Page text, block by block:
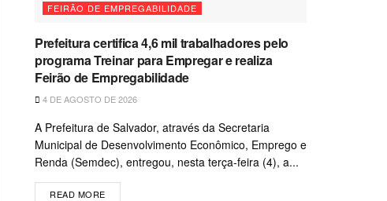
FEIRÃO DE EMPREGABILIDADE
Prefeitura certifica 4,6 mil trabalhadores pelo
programa Treinar para Empregar e realiza
Feirão de Empregabilidade
4 DE AGOSTO DE 2026
A Prefeitura de Salvador, através da Secretaria
Municipal de Desenvolvimento Econômico, Emprego e
Renda (Semdec), entregou, nesta terça-feira (4), a...
READ MORE